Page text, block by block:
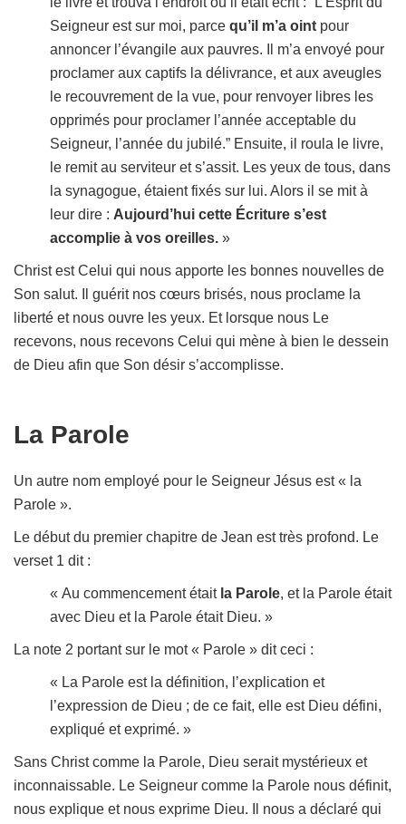
Seigneur est sur moi, parce qu’il m’a oint pour
annoncer l’évangile aux pauvres. Il m’a envoyé pour
proclamer aux captifs la délivrance, et aux aveugles
le recouvrement de la vue, pour renvoyer libres les
opprimés pour proclamer l’année acceptable du
Seigneur, l’année du jubilé.” Ensuite, il roula le livre,
le remit au serviteur et s’assit. Les yeux de tous, dans
la synagogue, étaient fixés sur lui. Alors il se mit à
leur dire : Aujourd’hui cette Écriture s’est
accomplie à vos oreilles. »
Christ est Celui qui nous apporte les bonnes nouvelles de
Son salut. Il guérit nos cœurs brisés, nous proclame la
liberté et nous ouvre les yeux. Et lorsque nous Le
recevons, nous recevons Celui qui mène à bien le dessein
de Dieu afin que Son désir s’accomplisse.
La Parole
Un autre nom employé pour le Seigneur Jésus est « la
Parole ».
Le début du premier chapitre de Jean est très profond. Le
verset 1 dit :
« Au commencement était la Parole, et la Parole était
avec Dieu et la Parole était Dieu. »
La note 2 portant sur le mot « Parole » dit ceci :
« La Parole est la définition, l’explication et
l’expression de Dieu ; de ce fait, elle est Dieu défini,
expliqué et exprimé. »
Sans Christ comme la Parole, Dieu serait mystérieux et
inconnaissable. Le Seigneur comme la Parole nous définit,
nous explique et nous exprime Dieu. Il nous a déclaré qui